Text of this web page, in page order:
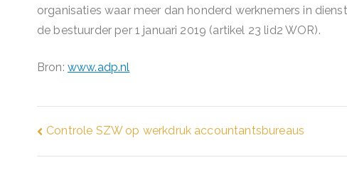
organisaties waar meer dan honderd werknemers in
de bestuurder per 1 januari 2019 (artikel 23 lid2 WOR).
Bron: www.adp.nl
Bericht
Controle SZW op werkdruk accountantsbureaus